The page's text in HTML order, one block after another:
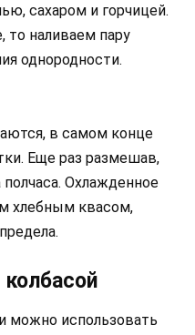
сахаром и горчицей.
то наливаем пару
однородности.
в самом конце
Еще раз размешав,
Охлажденное
хлебным квасом,
можно использовать